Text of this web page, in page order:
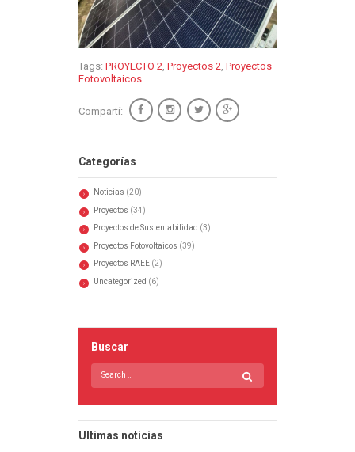
Tags: PROYECTO 2, Proyectos 2, Proyectos
Fotovoltaicos
Compartí:
Categorías
Noticias (20)
Proyectos (34)
Proyectos de Sustentabilidad (3)
Proyectos Fotovoltaicos (39)
Proyectos RAEE(2)
Uncategorized (6)
Buscar
Ultimas noticias